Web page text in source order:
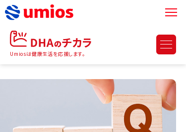
Umiosは健康生活を応援します。